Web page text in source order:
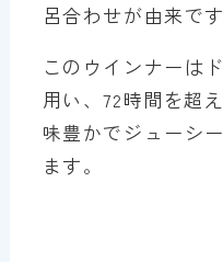
呂合わせが由来です
このウインナーは
用い、72時間を超
味豊かでジューシ
ます。